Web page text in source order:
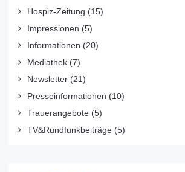
Hospiz-Zeitung (15)
Impressionen (5)
Informationen (20)
Mediathek (7)
Newsletter (21)
Presseinformationen (10)
Trauerangebote (5)
TV&Rundfunkbeiträge (5)